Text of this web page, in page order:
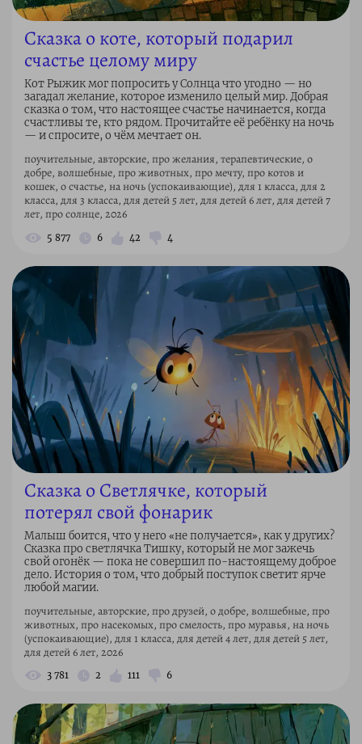
Сказка о коте, который подарил
счастье целому миру
Кот Рыжик мог попросить у Солнца что угодно — но
загадал желание, которое изменило целый мир. Добрая
сказка о том, что настоящее счастье начинается, когда
счастливы те, кто рядом. Прочитайте её ребёнку на ночь
— и спросите, о чём мечтает он.
поучительные, авторские, про желания, терапевтические, о
добре, волшебные, про животных, про мечту, про котов и
кошек, о счастье, на ночь (успокаивающие), для 1 класса, для 2
класса, для 3 класса, для детей 5 лет, для детей 6 лет, для детей 7
лет, про солнце, 2026
5 877 6 42 4
Сказка о Светлячке, который
потерял свой фонарик
Малыш боится, что у него «не получается», как у других?
Сказка про светлячка Тишку, который не мог зажечь
свой огонёк — пока не совершил по-настоящему доброе
дело. История о том, что добрый поступок светит ярче
любой магии.
поучительные, авторские, про друзей, о добре, волшебные, про
животных, про насекомых, про смелость, про муравья, на ночь
(успокаивающие), для 1 класса, для детей 4 лет, для детей 5 лет,
для детей 6 лет, 2026
3 781 2 111 6